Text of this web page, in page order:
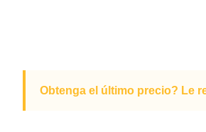
Obtenga el último precio? Le